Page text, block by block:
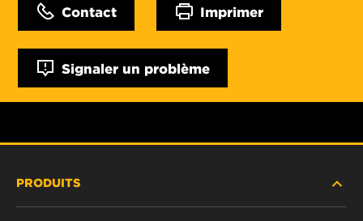
Contact Imprimer
Signaler un problème
PRODUITS